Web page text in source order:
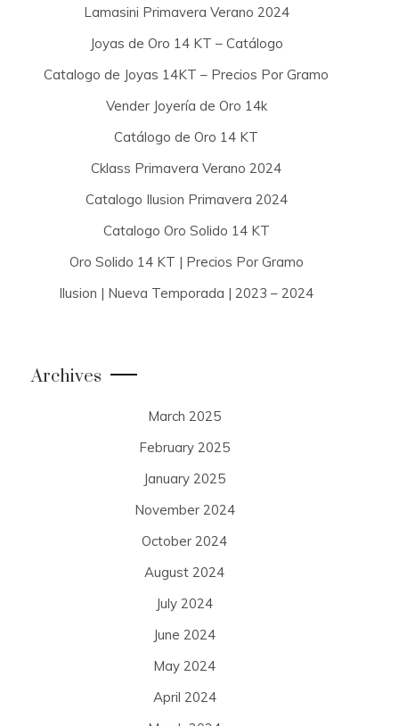
Lamasini Primavera Verano 2024
Joyas de Oro 14 KT – Catálogo
Catalogo de Joyas 14KT – Precios Por Gramo
Vender Joyería de Oro 14k
Catálogo de Oro 14 KT
Cklass Primavera Verano 2024
Catalogo Ilusion Primavera 2024
Catalogo Oro Solido 14 KT
Oro Solido 14 KT | Precios Por Gramo
Ilusion | Nueva Temporada | 2023 – 2024
Archives
March 2025
February 2025
January 2025
November 2024
October 2024
August 2024
July 2024
June 2024
May 2024
April 2024